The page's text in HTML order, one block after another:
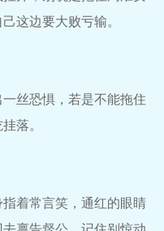
这边要大败亏输。
丝恐惧，若是不能拖住
落。
着常言笑，通红的眼睛